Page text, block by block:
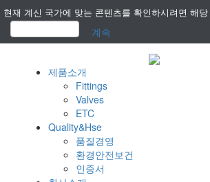
현재 계신 국가에 맞는 콘텐츠를 확인하시려면 해
계속
제품소개
Fittings
Valves
ETC
Quality&Hse
품질경영
환경안전보건
인증서